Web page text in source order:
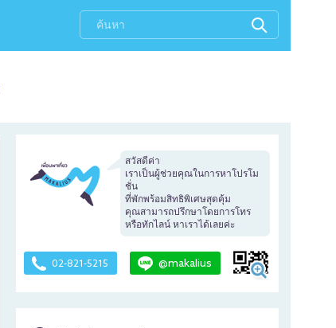
สวัสดีค่า
เราเป็นผู้ช่วยคุณในการหาโปรโม
ชั่น
ที่พักพร้อมสิทธิพิเศษสุดคุ้ม
คุณสามารถปรึกษาโดยการโทร
หรือทักไลน์ หาเราได้เลยค่ะ
02-821-5215 @makalius